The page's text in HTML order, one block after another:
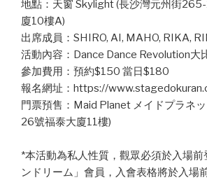
地點：天窗 Skylight (長沙灣元州街
廈10樓A)
出席成員：SHIRO, AI, MAHO, RIKA,
活動內容：Dance Dance Revolution大
參加費用：預約$150 當日$180
報名網址：https://
門票預售：Maid Planet メイドプラネ
26號福泰大廈11樓)
*本活動為私人性質，觀眾必須於入場
ンドリーム」會員，入會表格將於入場